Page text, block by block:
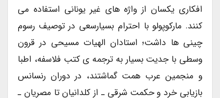
افکاری یکسان از واژه های غیر یونانی استفاده می
کنند. مارکوپولو با احترام بسیارسعی در توصیف رسوم
چینی ها داشت؛ استادان الهیات مسیحی در قرون
وسطی با جدیت بسیار به ترجمه ی کتب فلاسفه، اطبا
و منجمین عرب همت گماشتند، در دوران رنسانس
بازیابی خرد و حکمت شرقی ـ از کلدانیان تا مصریان‌ ـ